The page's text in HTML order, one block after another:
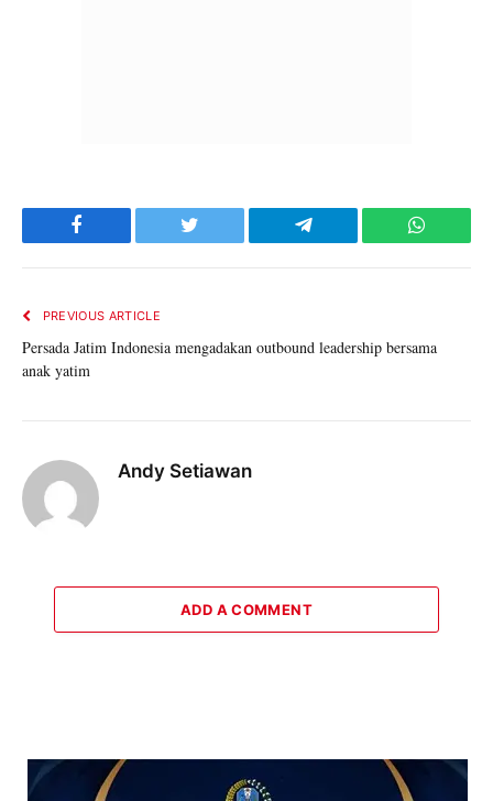
Facebook Twitter Telegram
PREVIOUS ARTICLE
Persada Jatim Indonesia mengadakan outbound leadership bersama
anak yatim
Andy Setiawan
ADD A COMMENT